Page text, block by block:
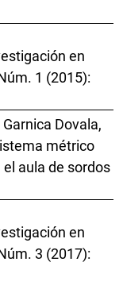
en
1 (2015):
Dovala,
métrico
aula de sordos
en
3 (2017):